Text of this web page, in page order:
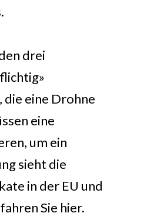
drei
eine Drohne
eine
um ein
sieht die
in der EU und
Sie hier.